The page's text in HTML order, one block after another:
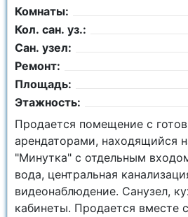
Комнаты:
Кол. сан. уз.:
Сан. узел:
Ремонт:
Площадь:
Этажность:
Продается помещение с
арендаторами, находящийся
"Минутка" с отдельным
вода, центральная
видеонаблюдение. Санузел,
кабинеты. Продается вместе